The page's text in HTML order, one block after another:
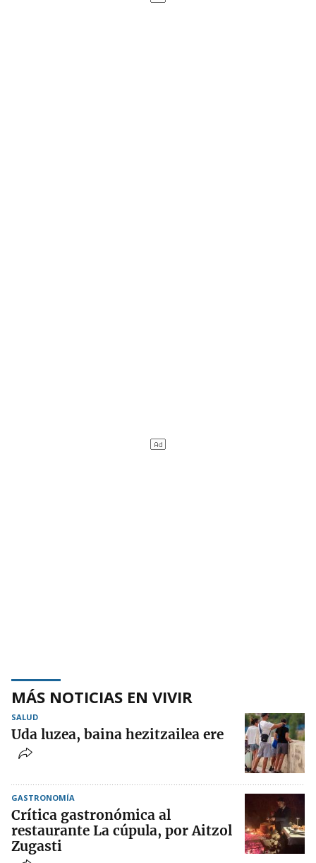
MÁS NOTICIAS EN VIVIR
SALUD
Uda luzea, baina hezitzailea ere
GASTRONOMÍA
Crítica gastronómica al
restaurante La cúpula, por Aitzol
Zugasti